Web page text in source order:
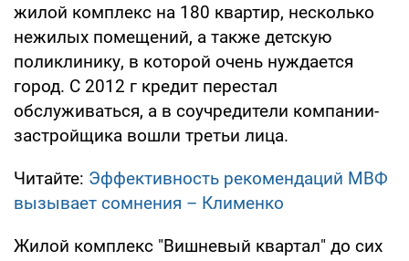
жилой комплекс на 180 квартир, несколько
нежилых помещений, а также детскую
поликлинику, в которой очень нуждается
город. С 2012 г кредит перестал
обслуживаться, а в соучредители компании-
застройщика вошли третьи лица.
Читайте: Эффективность рекомендаций МВФ
вызывает сомнения – Клименко
Жилой комплекс "Вишневый квартал" до сих